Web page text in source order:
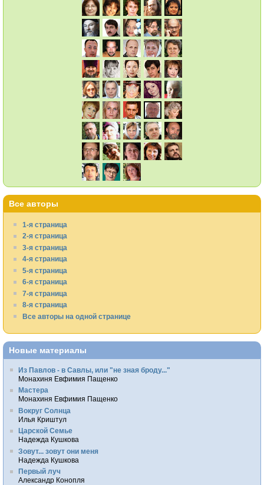
Все авторы
1-я страница
2-я страница
3-я страница
4-я страница
5-я страница
6-я страница
7-я страница
8-я страница
Все авторы на одной странице
Новые материалы
Из Павлов - в Савлы, или "не зная броду..."
Монахиня Евфимия Пащенко
Мастера
Монахиня Евфимия Пащенко
Вокруг Солнца
Илья Криштул
Царской Семье
Надежда Кушкова
Зовут... зовут они меня
Надежда Кушкова
Первый луч
Александр Конопля